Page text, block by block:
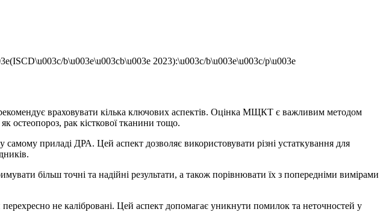
b\u003e\u003cb\u003e 2023):\u003c/b\u003e\u003c/p\u003e
враховувати кілька ключових аспектів. Оцінка МЩКТ є важливим методом
остеопороз, рак кісткової тканини тощо.
приладі ДРА. Цей аспект дозволяє використовувати різні устаткування для
більш точні та надійні результати, а також порівнювати їх з попередніми вимірами
не калібровані. Цей аспект допомагає уникнути помилок та неточностей у